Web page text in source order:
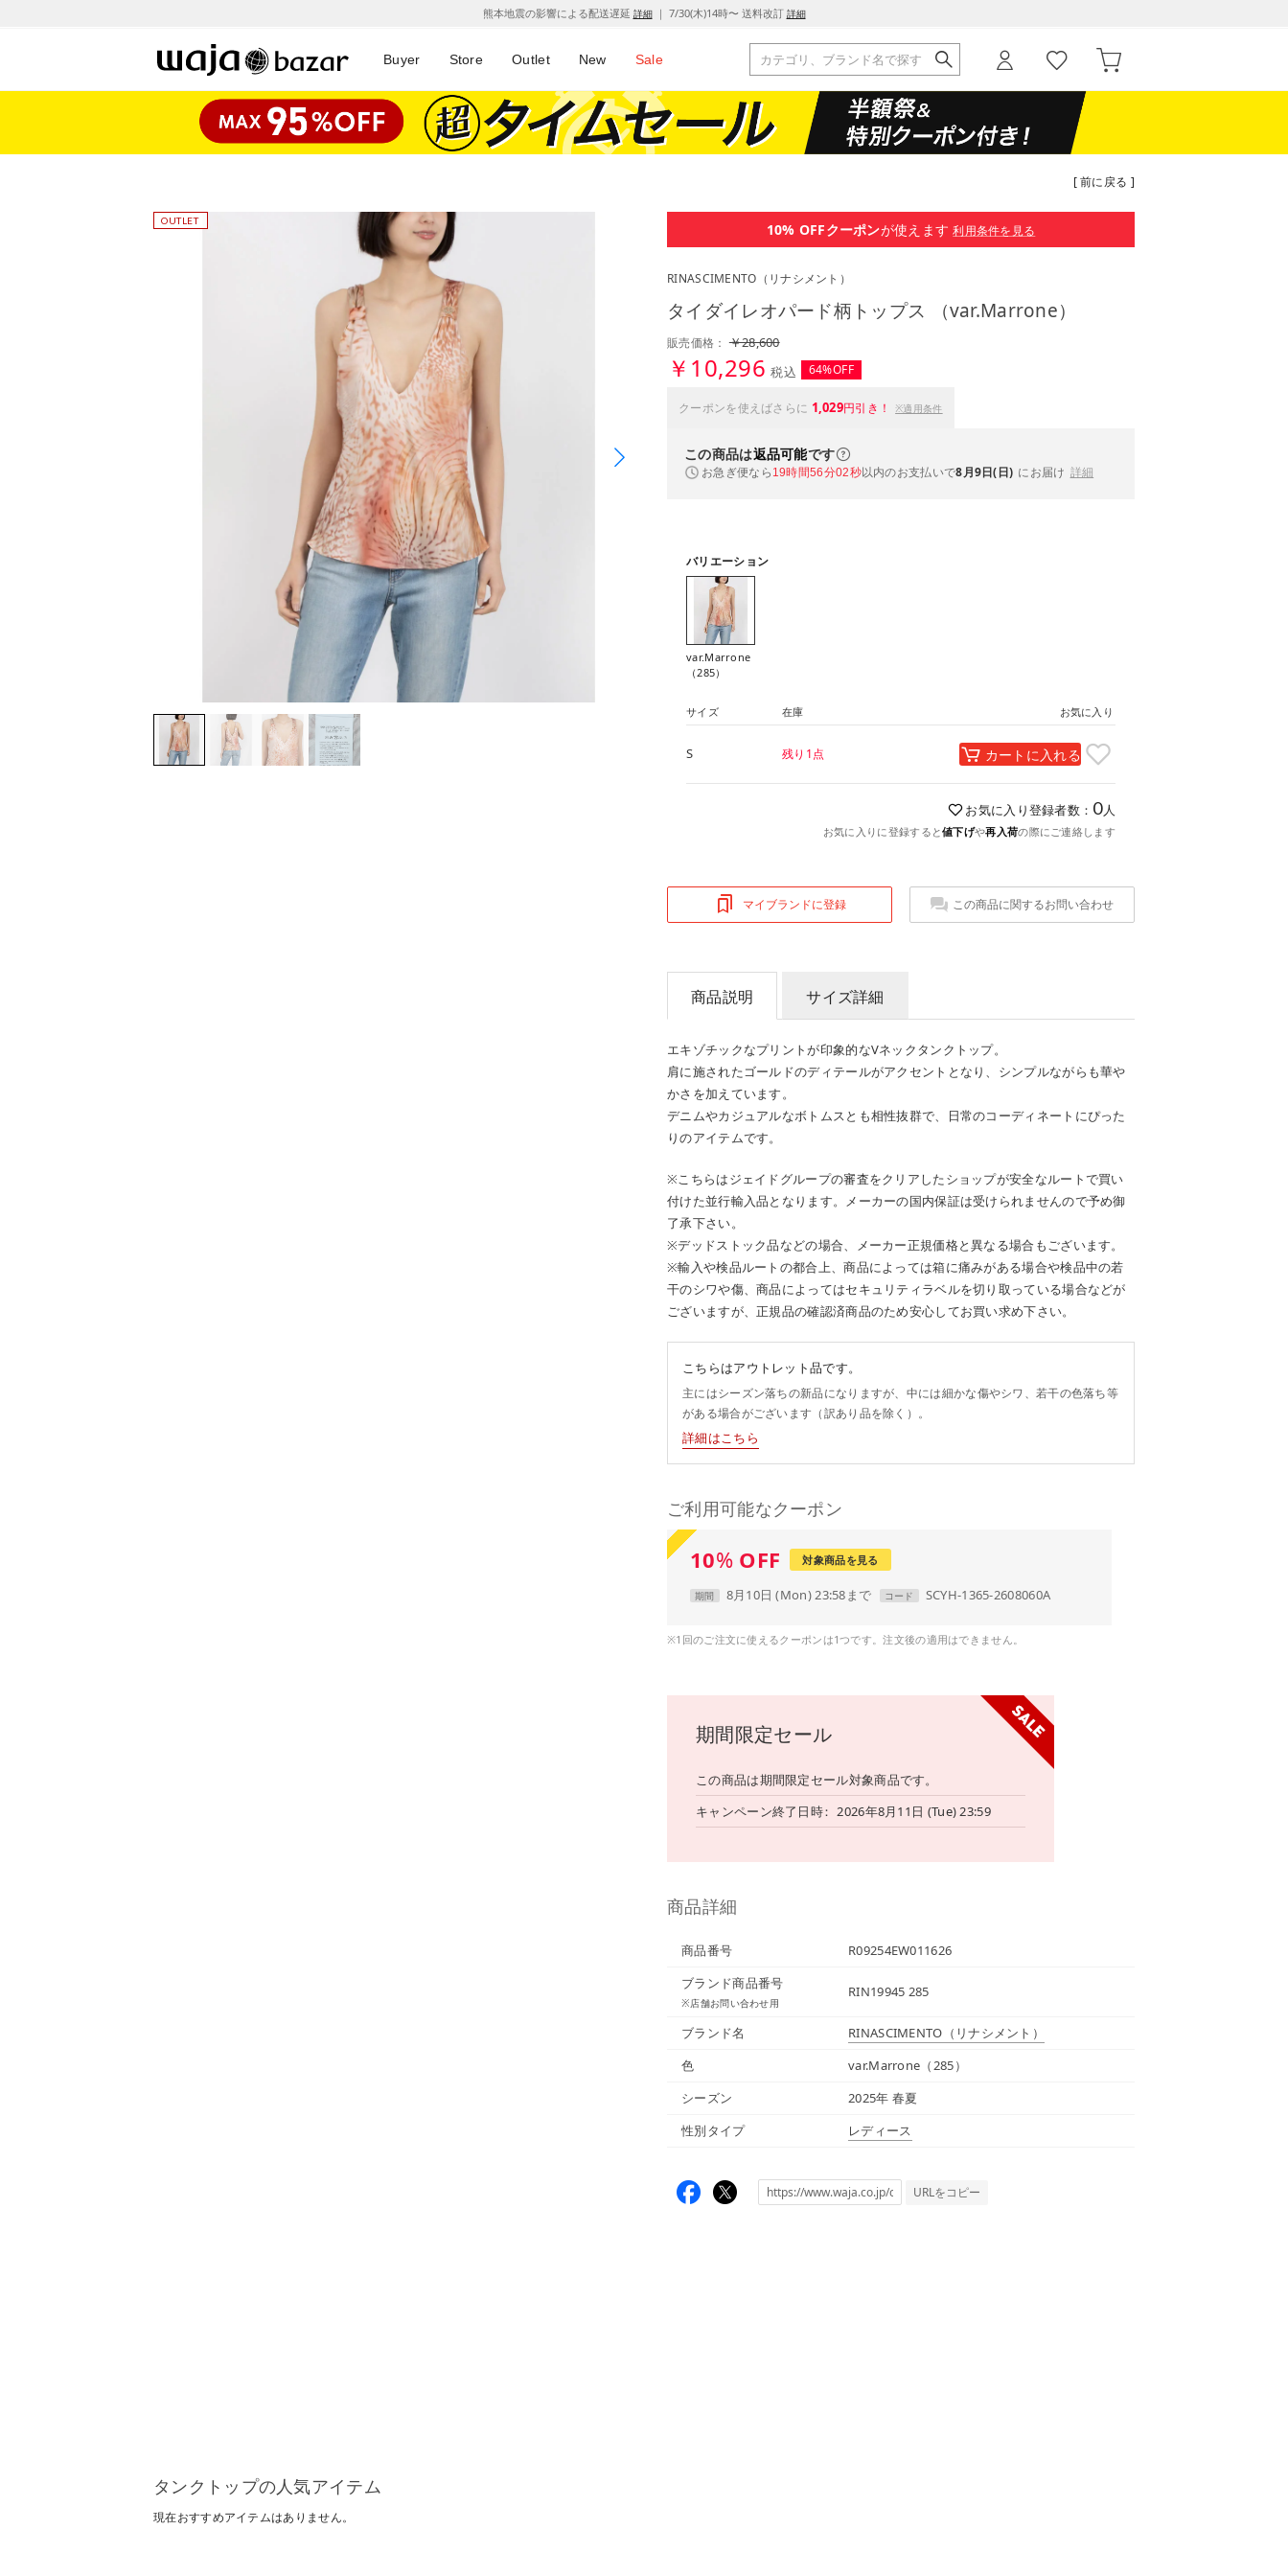
熊本地震の影響による配送遅延 詳細｜ 7/30(木)14時〜 送料改訂 詳細
Buyer Store Outlet New Sale
[ 前に戻る ]
10% OFFクーポンが使えます 利用条件を見る
RINASCIMENTO （リナシメント）
タイダイレオパード柄トップス （var.Marrone）
販売価格：￥28,600
￥10,296 税込 64%OFF
クーポンを使えばさらに 1,029円引き！ ※適用条件
この商品は返品可能です
お急ぎ便なら 19時間56分02秒以内のお支払いで8月9日(日) にお届け 詳細
バリエーション
var.Marrone
（285）
サイズ 在庫 お気に入り
S 残り1点 カートに入れる
お気に入り登録者数： 0人
お気に入りに登録すると値下げや再入荷の際にご連絡します
マイブランドに登録 この商品に関するお問い合わせ
商品説明 サイズ詳細
エキゾチックなプリントが印象的なVネックタンクトップ。
肩に施されたゴールドのディテールがアクセントとなり、シンプルながらも華や
かさを加えています。
デニムやカジュアルなボトムスとも相性抜群で、日常のコーディネートにぴった
りのアイテムです。
※こちらはジェイドグループの審査をクリアしたショップが安全なルートで買い
付けた並行輸入品となります。メーカーの国内保証は受けられませんので予め御
了承下さい。
※デッドストック品などの場合、メーカー正規価格と異なる場合もございます。
※輸入や検品ルートの都合上、商品によっては箱に痛みがある場合や検品中の若
干のシワや傷、商品によってはセキュリティラベルを切り取っている場合などが
ございますが、正規品の確認済商品のため安心してお買い求め下さい。
こちらはアウトレット品です。
主にはシーズン落ちの新品になりますが、中には細かな傷やシワ、若干の色落ち等
がある場合がございます（訳あり品を除く）。
詳細はこちら
ご利用可能なクーポン
10%OFF 対象商品を見る
期間 8月10日 (Mon) 23:58まで コード SCYH-1365-2608060A
※1回のご注文に使えるクーポンは1つです。注文後の適用はできません。
期間限定セール
この商品は期間限定セール対象商品です。
キャンペーン終了日時
2026年8月11日 (Tue) 23:59
商品詳細
商品番号
R09254EW011626
ブランド商品番号
※店舗お問い合わせ用
RIN19945 285
ブランド名 RINASCIMENTO （リナシメント）
色
var.Marrone（285）
シーズン
2025年 春夏
性別タイプ
レディース
URLをコピー
タンクトップの人気アイテム
現在おすすめアイテムはありません。